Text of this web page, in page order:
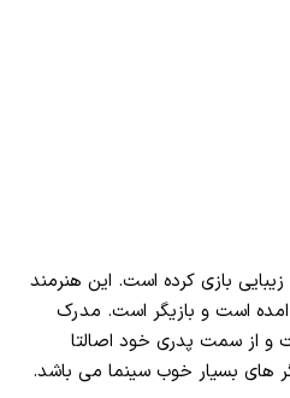
بازی کرده است. این هنرمند
است و بازیگر است. مدرک
و از سمت پدری خود اصالتا
های بسیار خوب سینما می باشد.